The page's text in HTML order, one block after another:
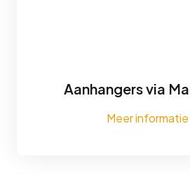
Aanhangers via
Meer informatie